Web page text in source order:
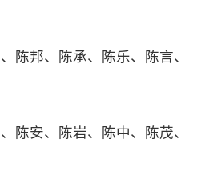
陈邦、陈承、陈乐、陈言、
陈安、陈岩、陈中、陈茂、